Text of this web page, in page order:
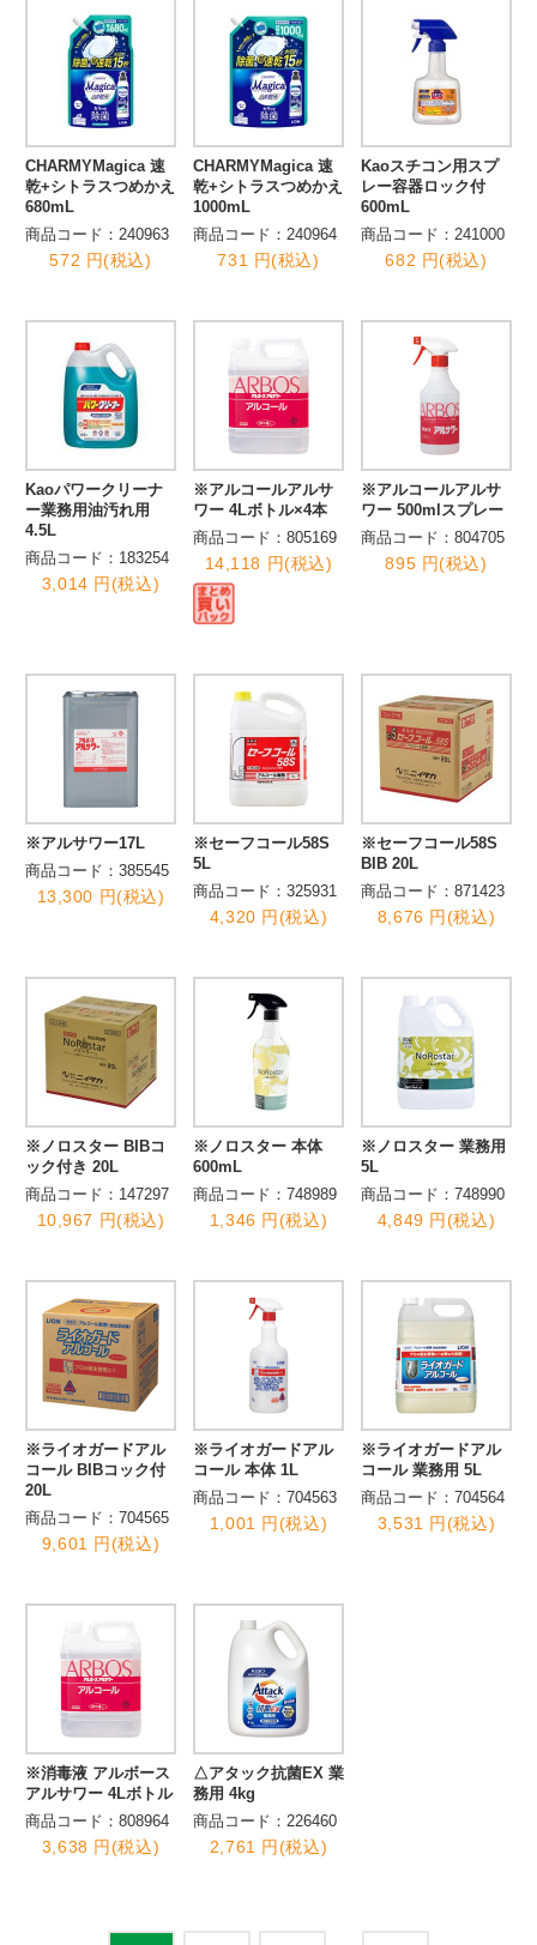
CHARMYMagica 速
乾+シトラスつめかえ
680mL
商品コード：240963
572 円(税込)
CHARMYMagica 速
乾+シトラスつめかえ
1000mL
商品コード：240964
731 円(税込)
Kaoスチコン用スプ
レー容器ロック付
600mL
商品コード：241000
682 円(税込)
Kaoパワークリーナ
ー業務用油汚れ用
4.5L
商品コード：183254
3,014 円(税込)
※アルコールアルサ
ワー 4Lボトル×4本
商品コード：805169
14,118 円(税込)
※アルコールアルサ
ワー 500mlスプレー
商品コード：804705
895 円(税込)
※アルサワー17L
商品コード：385545
13,300 円(税込)
※セーフコール58S
5L
商品コード：325931
4,320 円(税込)
※セーフコール58S
BIB 20L
商品コード：871423
8,676 円(税込)
※ノロスター BIBコ
ック付き 20L
商品コード：147297
10,967 円(税込)
※ノロスター 本体
600mL
商品コード：748989
1,346 円(税込)
※ノロスター 業務用
5L
商品コード：748990
4,849 円(税込)
※ライオガードアル
コール BIBコック付
20L
商品コード：704565
9,601 円(税込)
※ライオガードアル
コール 本体 1L
商品コード：704563
1,001 円(税込)
※ライオガードアル
コール 業務用 5L
商品コード：704564
3,531 円(税込)
※消毒液 アルボース
アルサワー 4Lボトル
商品コード：808964
3,638 円(税込)
△アタック抗菌EX 業
務用 4kg
商品コード：226460
2,761 円(税込)